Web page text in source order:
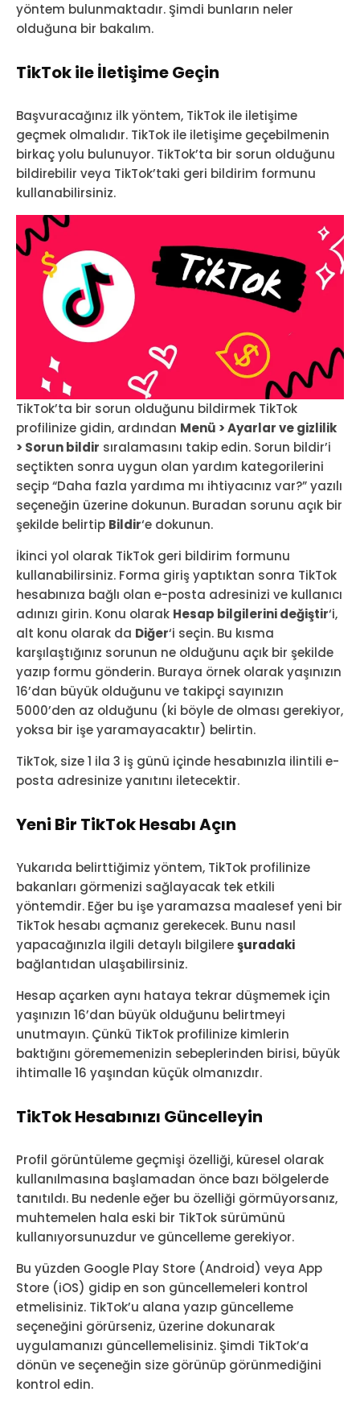
yöntem bulunmaktadır. Şimdi bunların neler
olduğuna bir bakalım.
TikTok ile İletişime Geçin
Başvuracağınız ilk yöntem, TikTok ile iletişime
geçmek olmalıdır. TikTok ile iletişime geçebilmenin
birkaç yolu bulunuyor. TikTok’ta bir sorun olduğunu
bildirebilir veya TikTok’taki geri bildirim formunu
kullanabilirsiniz.
TikTok’ta bir sorun olduğunu bildirmek TikTok
profilinize gidin, ardından Menü > Ayarlar ve gizlilik
> Sorun bildir sıralamasını takip edin. Sorun bildir’i
seçtikten sonra uygun olan yardım kategorilerini
seçip “Daha fazla yardıma mı ihtiyacınız var?” yazılı
seçeneğin üzerine dokunun. Buradan sorunu açık bir
şekilde belirtip Bildir‘e dokunun.
İkinci yol olarak TikTok geri bildirim formunu
kullanabilirsiniz. Forma giriş yaptıktan sonra TikTok
hesabınıza bağlı olan e-posta adresinizi ve kullanıcı
adınızı girin. Konu olarak Hesap bilgilerini değiştir‘i,
alt konu olarak da Diğer‘i seçin. Bu kısma
karşılaştığınız sorunun ne olduğunu açık bir şekilde
yazıp formu gönderin. Buraya örnek olarak yaşınızın
16’dan büyük olduğunu ve takipçi sayınızın
5000’den az olduğunu (ki böyle de olması gerekiyor,
yoksa bir işe yaramayacaktır) belirtin.
TikTok, size 1 ila 3 iş günü içinde hesabınızla ilintili e-
posta adresinize yanıtını iletecektir.
Yeni Bir TikTok Hesabı Açın
Yukarıda belirttiğimiz yöntem, TikTok profilinize
bakanları görmenizi sağlayacak tek etkili
yöntemdir. Eğer bu işe yaramazsa maalesef yeni bir
TikTok hesabı açmanız gerekecek. Bunu nasıl
yapacağınızla ilgili detaylı bilgilereşuradaki
bağlantıdan ulaşabilirsiniz.
Hesap açarken aynı hataya tekrar düşmemek için
yaşınızın 16’dan büyük olduğunu belirtmeyi
unutmayın. Çünkü TikTok profilinize kimlerin
baktığını görememenizin sebeplerinden birisi, büyük
ihtimalle 16 yaşından küçük olmanızdır.
TikTok Hesabınızı Güncelleyin
Profil görüntüleme geçmişi özelliği, küresel olarak
kullanılmasına başlamadan önce bazı bölgelerde
tanıtıldı. Bu nedenle eğer bu özelliği görmüyorsanız,
muhtemelen hala eski bir TikTok sürümünü
kullanıyorsunuzdur ve güncelleme gerekiyor.
Bu yüzden Google Play Store (Android) veya App
Store (iOS) gidip en son güncellemeleri kontrol
etmelisiniz. TikTok’u alana yazıp güncelleme
seçeneğini görürseniz, üzerine dokunarak
uygulamanızı güncellemelisiniz. Şimdi TikTok’a
dönün ve seçeneğin size görünüp görünmediğini
kontrol edin.